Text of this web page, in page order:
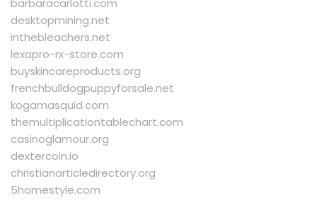
barbaracarlotti.com
desktopmining.net
inthebleachers.net
lexapro-rx-store.com
buyskincareproducts.org
frenchbulldogpuppyforsale.net
kogamasquid.com
themultiplicationtablechart.com
casinoglamour.org
dextercoin.io
christianarticledirectory.org
5homestyle.com